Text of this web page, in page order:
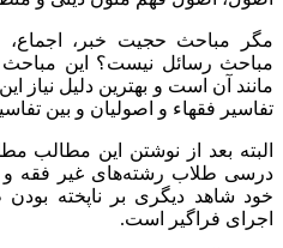
مگر مباحث حجیت خبر، اجماع،
مباحث رسائل نیست؟ این
مانند آن است و بهترین دلیل نیاز
تفاسیر فقهاء و اصولیان و بین
البته بعد از نوشتن این مطالب
درسی طلاب رشته‌های غیر فقه و
خود شاهد دیگری بر ناپخته
اجرای فراگیر است.